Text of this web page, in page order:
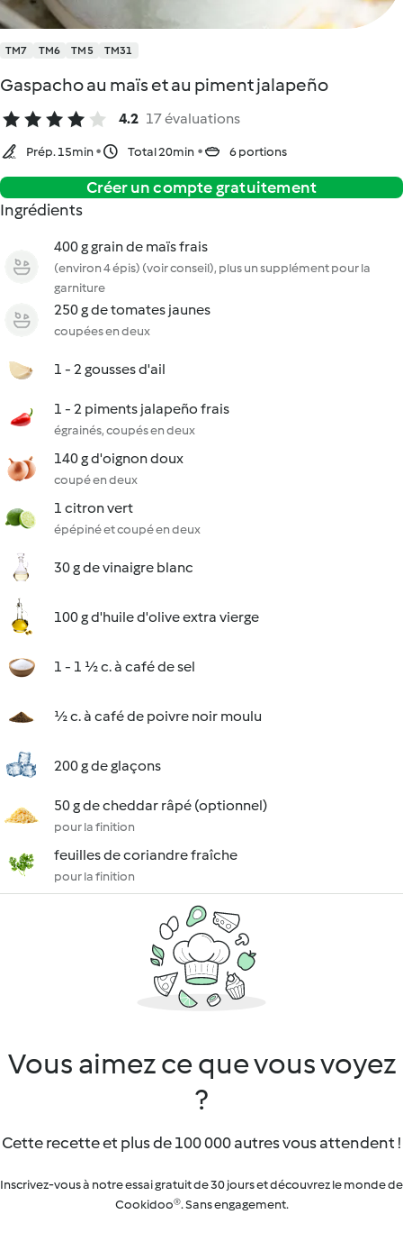
TM7 TM6 TM5 TM31
Gaspacho au maïs et au piment jalapeño
4.2 17 évaluations
Prép. 15min Total 20min 6 portions
Créer un compte gratuitement
Ingrédients
400 g grain de maïs frais
(environ 4 épis) (voir conseil), plus un supplément pour la
garniture
250 g de tomates jaunes
coupées en deux
1 - 2 gousses d'ail
1 - 2 piments jalapeño frais
égrainés, coupés en deux
140 g d'oignon doux
coupé en deux
1 citron vert
épépiné et coupé en deux
30 g de vinaigre blanc
100 g d'huile d'olive extra vierge
1 - 1 ½ c. à café de sel
½ c. à café de poivre noir moulu
200 g de glaçons
50 g de cheddar râpé (optionnel)
pour la finition
feuilles de coriandre fraîche
pour la finition
Vous aimez ce que vous voyez
?
Cette recette et plus de 100 000 autres vous attendent !
Inscrivez-vous à notre essai gratuit de 30 jours et découvrez le monde de
Cookidoo®. Sans engagement.